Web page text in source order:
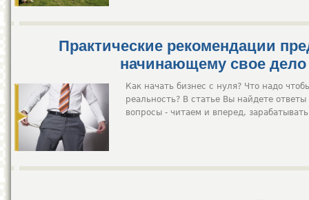
Практические рекомендации
начинающему свое дело
Как начать бизнес с нуля? Что надо
реальность? В статье Вы найдете
вопросы - читаем и вперед,